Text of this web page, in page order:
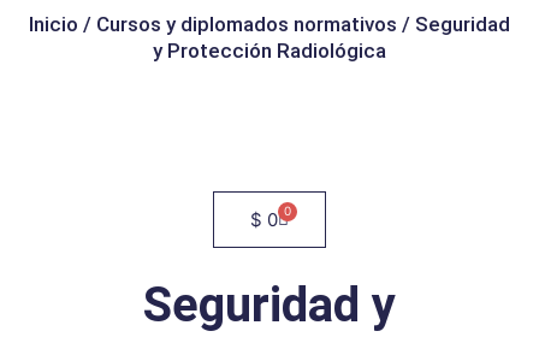
Inicio / Cursos y diplomados normativos / Seguridad
y Protección Radiológica
$ 0 0
Cart
Seguridad y